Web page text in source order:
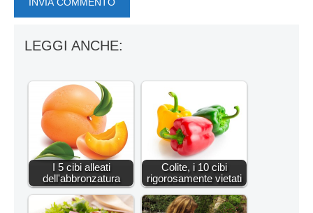
LEGGI ANCHE:
I 5 cibi alleati
dell'abbronzatura
Colite, i 10 cibi
rigorosamente vietati